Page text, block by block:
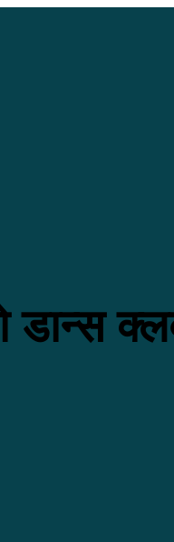
डान्स